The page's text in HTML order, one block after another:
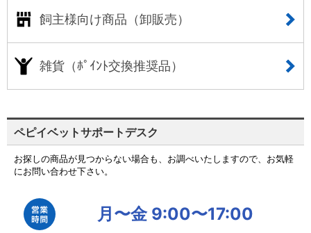
飼主様向け商品（卸販売）
雑貨（ﾎﾟｲﾝﾄ交換推奨品）
ペピイベットサポートデスク
お探しの商品が見つからない場合も、お調べいたしますので、お気軽
にお問い合わせ下さい。
月〜金 9:00〜17:00